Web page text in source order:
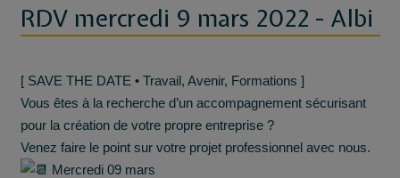
RDV mercredi 9 mars 2022 - Albi
[ SAVE THE DATE • Travail, Avenir, Formations ]
Vous êtes à la recherche d’un accompagnement sécurisant
pour la création de votre propre entreprise ?
Venez faire le point sur votre projet professionnel avec nous.
Mercredi 09 mars